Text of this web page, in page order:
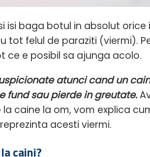
isi baga botul in absolut orice
tot felul de paraziti (viermi).
ce e posibil sa ajunga acolo.
atunci cand un
fund sau pierde in greutate.
caine la om, vom explica
acesti viermi.
caini?